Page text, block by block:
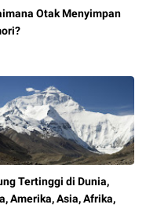
Otak Menyimpan
Tertinggi di Dunia,
Amerika, Asia, Afrika,